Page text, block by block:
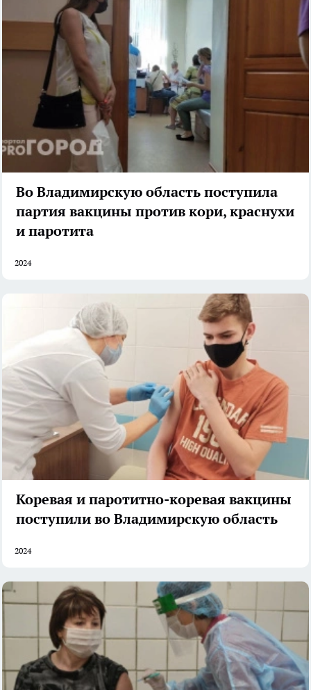
Во Владимирскую область поступила
партия вакцины против кори, краснухи
и паротита
2024
Коревая и паротитно-коревая вакцины
поступили во Владимирскую область
2024